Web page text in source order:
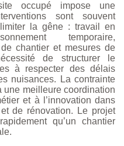
occupé impose une
sont souvent
la gêne : travail en
temporaire,
chantier et mesures de
de structurer le
à respecter des délais
nuisances. La contrainte
une meilleure coordination
et à l’innovation dans
de rénovation. Le projet
qu’un chantier